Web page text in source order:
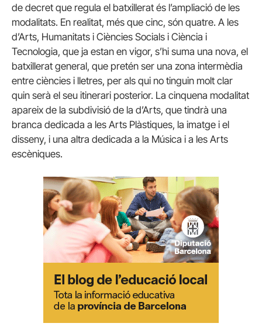
de decret que regula el batxillerat és l’ampliació de les
modalitats. En realitat, més que cinc, són quatre. A les
d’Arts, Humanitats i Ciències Socials i Ciència i
Tecnologia, que ja estan en vigor, s’hi suma una nova, el
batxillerat general, que pretén ser una zona intermèdia
entre ciències i lletres, per als qui no tinguin molt clar
quin serà el seu itinerari posterior. La cinquena modalitat
apareix de la subdivisió de la d’Arts, que tindrà una
branca dedicada a les Arts Plàstiques, la imatge i el
disseny, i una altra dedicada a la Música i a les Arts
escèniques.